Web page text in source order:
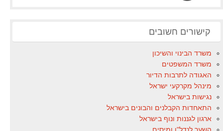
קישורים חשובים
משרד הבינוי והשיכון
משרד המשפטים
האגודה לתרבות הדיור
מינהל מקרקעי ישראל
נגישות בישראל
התאחדות הקבלנים והבונים בישראל
ארגון לגננות ונוף בישראל